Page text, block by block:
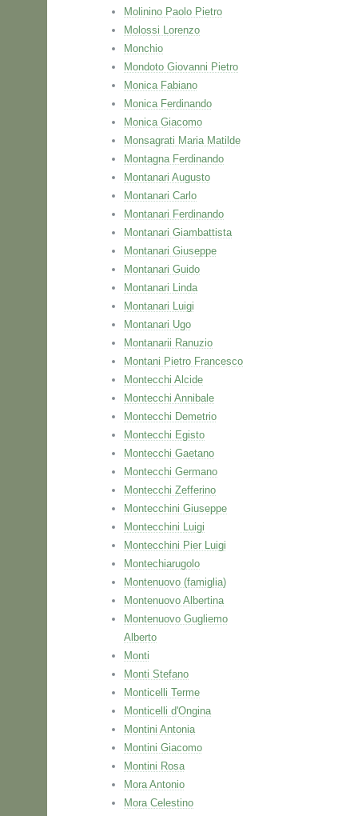
Molinino Paolo Pietro
Molossi Lorenzo
Monchio
Mondoto Giovanni Pietro
Monica Fabiano
Monica Ferdinando
Monica Giacomo
Monsagrati Maria Matilde
Montagna Ferdinando
Montanari Augusto
Montanari Carlo
Montanari Ferdinando
Montanari Giambattista
Montanari Giuseppe
Montanari Guido
Montanari Linda
Montanari Luigi
Montanari Ugo
Montanarii Ranuzio
Montani Pietro Francesco
Montecchi Alcide
Montecchi Annibale
Montecchi Demetrio
Montecchi Egisto
Montecchi Gaetano
Montecchi Germano
Montecchi Zefferino
Montecchini Giuseppe
Montecchini Luigi
Montecchini Pier Luigi
Montechiarugolo
Montenuovo (famiglia)
Montenuovo Albertina
Montenuovo Gugliemo
Alberto
Monti
Monti Stefano
Monticelli Terme
Monticelli d'Ongina
Montini Antonia
Montini Giacomo
Montini Rosa
Mora Antonio
Mora Celestino